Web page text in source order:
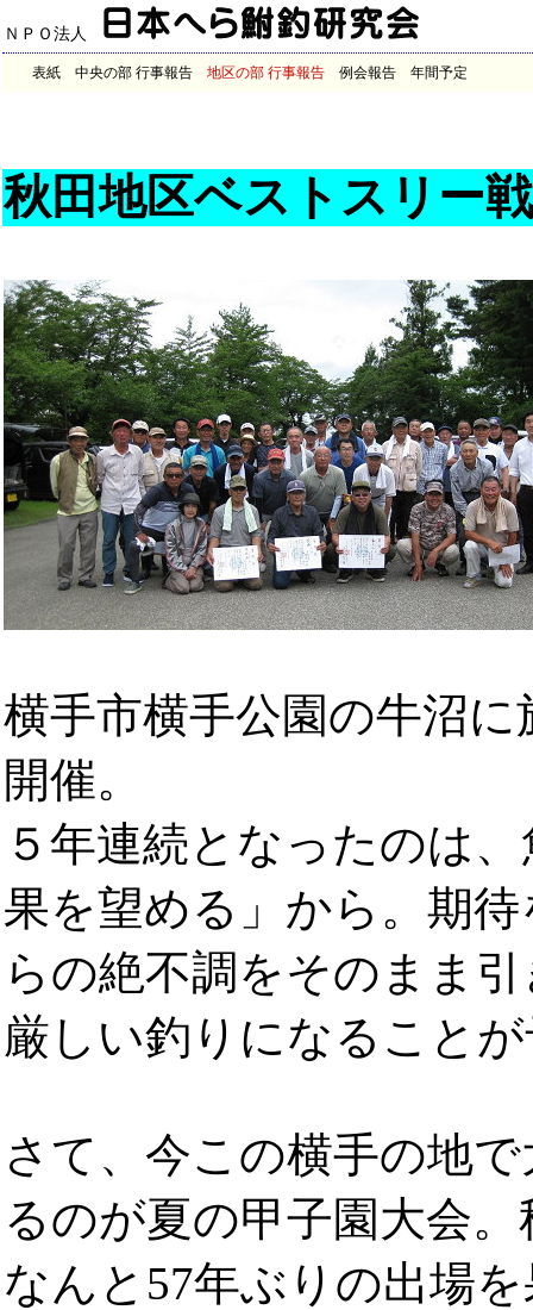
ＮＰＯ法人
表紙 中央の部 行事報告 地区の部 行事報告 例会報告 年間予定
秋田地区ベストスリー
横手市横手公園の牛沼
開催。
５年連続となったのは
果を望める」から。期
らの絶不調をそのまま
厳しい釣りになること
さて、今この横手の地
るのが夏の甲子園大会
なんと57年ぶりの出場